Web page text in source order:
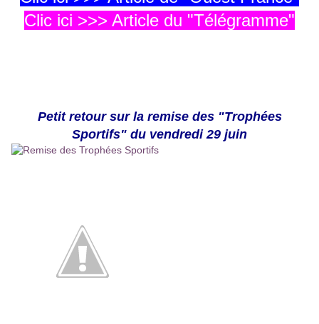
Clic ici >>> Article du "Télégramme"
Petit retour sur la remise des "Trophées
Sportifs" du vendredi 29 juin